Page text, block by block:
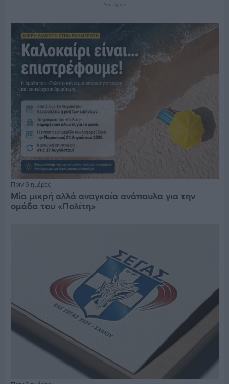
Διαφήμιση
Πριν 9 ημέρες
Μία μικρή αλλά αναγκαία ανάπαυλα για την
ομάδα του «Πολίτη»